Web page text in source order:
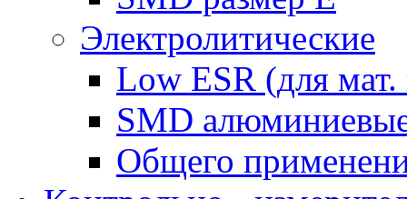
Электролитические
Low ESR (для мат.
SMD
Общего